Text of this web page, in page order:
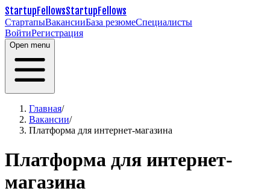
StartupFellowsStartupFellows
СтартапыВакансииБаза резюмеСпециалисты
ВойтиРегистрация
Open menu
Главная/
Вакансии/
Платформа для интернет-магазина
Платформа для интернет-
магазина